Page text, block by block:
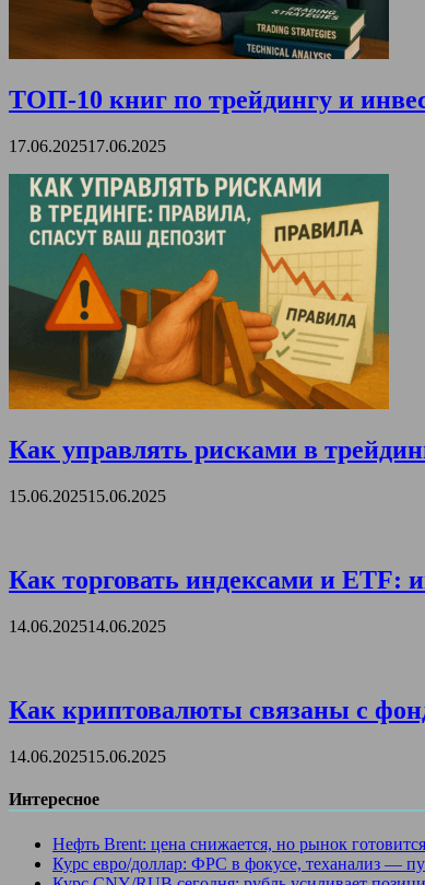
ТОП-10 книг по трейдингу и
17.06.202517.06.2025
Как управлять рисками в
15.06.202515.06.2025
Как торговать индексами и ETF:
14.06.202514.06.2025
Как криптовалюты связаны с
14.06.202515.06.2025
Интересное
Нефть Brent: цена снижается, но рынок
Курс евро/доллар: ФРС в фокусе, теханализ —